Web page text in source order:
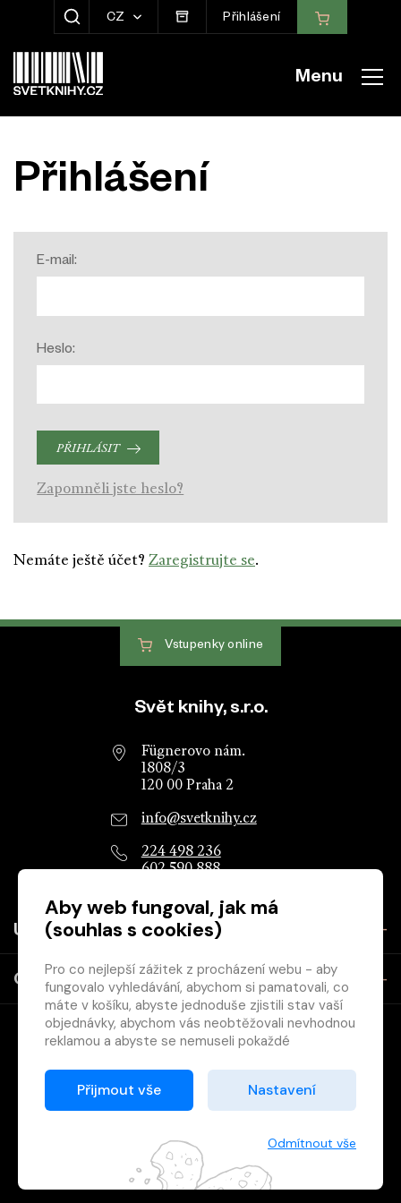
ZOBRAZIT HLEDÁNÍ
CZ Přihlášení
Menu
Přihlášení
E-mail:
Heslo:
PŘIHLÁSIT
Zapomněli jste heslo?
Nemáte ještě účet? Zaregistrujte se.
Patička webu
Vstupenky online
Svět knihy, s.r.o.
Fügnerovo nám.
1808/3
120 00 Praha 2
info@svetknihy.cz
224 498 236
602 590 888
Užitečné
O společnosti
knihkupců a nakladatelů.
VytištěnoGrand IT s.r.o.
Aby web fungoval, jak má
(souhlas s cookies)
Pro co nejlepší zážitek z procházení webu - aby
fungovalo vyhledávání, abychom si pamatovali, co
máte v košíku, abyste jednoduše zjistili stav vaší
objednávky, abychom vás neobtěžovali nevhodnou
reklamou a abyste se nemuseli pokaždé
Proto od vás potřebujeme souhlas se
zpracováním souborů cookies
Děkujeme, že nám ho dáte a pomůžete nám tak
Přijmout vše Nastavení
Odmítnout vše